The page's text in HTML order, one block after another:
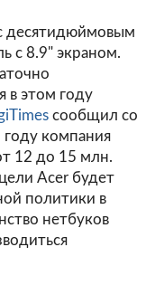
десятидюймовым
с 8.9" экраном.
в этом году
сообщил со
году компания
12 до 15 млн.
Acer будет
политики в
нетбуков